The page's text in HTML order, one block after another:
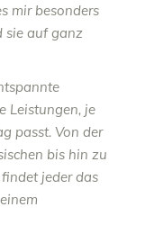
mir besonders
sie auf ganz
Leistungen, je
passt. Von der
bis hin zu
jeder das